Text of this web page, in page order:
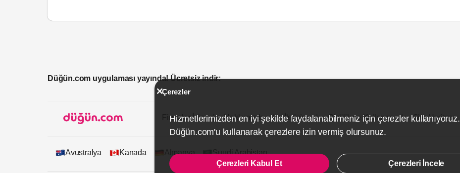
Düğün.com uygulaması yayında! Ücretsiz indir:
Firmalar İçin Hakkımızda İletişim Gizlilik ve Kullanım Site Haritası
Avustralya Kanada Almanya Suudi Arabistan
Çerezler
Hizmetlerimizden en iyi şekilde faydalanabilmeniz için çerezler kullanıyoruz.
Düğün.com'u kullanarak çerezlere izin vermiş olursunuz.
Çerezleri Kabul Et Çerezleri İncele